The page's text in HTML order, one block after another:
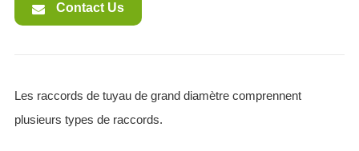
Contact Us
Les raccords de tuyau de grand diamètre comprennent
plusieurs types de raccords.